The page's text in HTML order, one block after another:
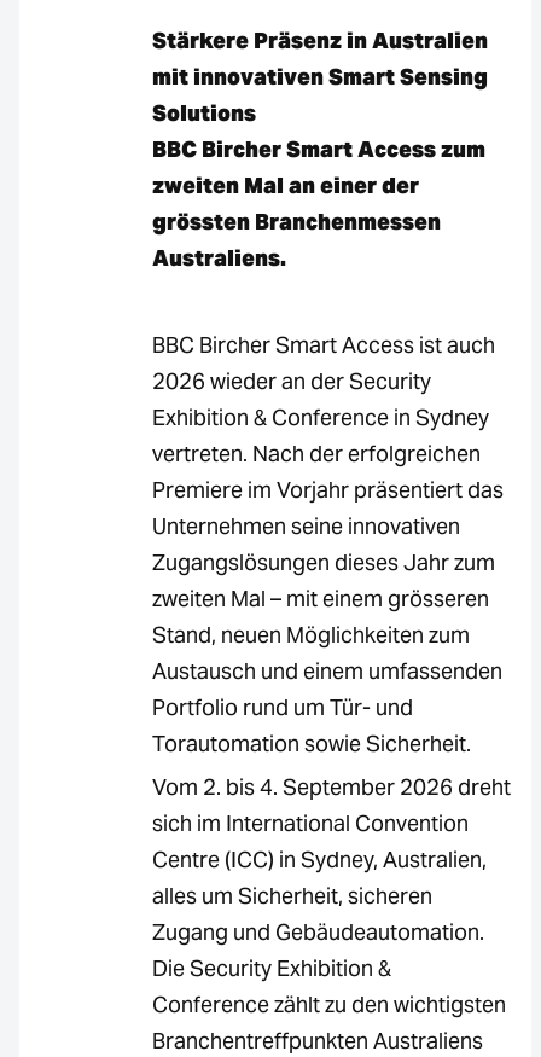
Stärkere Präsenz in Australien
mit innovativen Smart Sensing
Solutions
BBC Bircher Smart Access zum
zweiten Mal an einer der
grössten Branchenmessen
Australiens.
BBC Bircher Smart Access ist auch
2026 wieder an der Security
Exhibition & Conference in Sydney
vertreten. Nach der erfolgreichen
Premiere im Vorjahr präsentiert das
Unternehmen seine innovativen
Zugangslösungen dieses Jahr zum
zweiten Mal – mit einem grösseren
Stand, neuen Möglichkeiten zum
Austausch und einem umfassenden
Portfolio rund um Tür- und
Torautomation sowie Sicherheit.
Vom 2. bis 4. September 2026 dreht
sich im International Convention
Centre (ICC) in Sydney, Australien,
alles um Sicherheit, sicheren
Zugang und Gebäudeautomation.
Die Security Exhibition &
Conference zählt zu den wichtigsten
Branchentreffpunkten Australiens